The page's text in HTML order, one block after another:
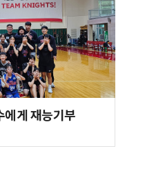
게 재능기부